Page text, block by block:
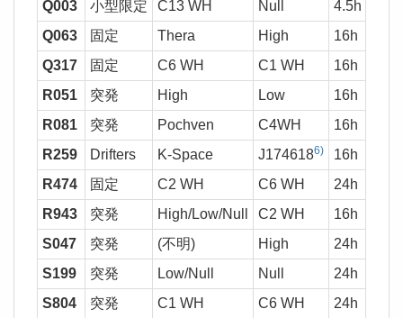
Q003 小型限定 C13 WH Null
4.5h
Q063
固定 Thera High 16h
Q317
固定 C6 WH C1 WH 16h
R051
突発 High Low 16h
R081
突発 Pochven C4WH 16h
R259
Drifters K-Space J1746186) 16h
R474
固定 C2 WH C6 WH 24h
R943
突発 High/Low/Null C2 WH 16h
S047
突発 (不明) High 24h
S199
突発 Low/Null Null 24h
S804
突発 C1 WH C6 WH 24h